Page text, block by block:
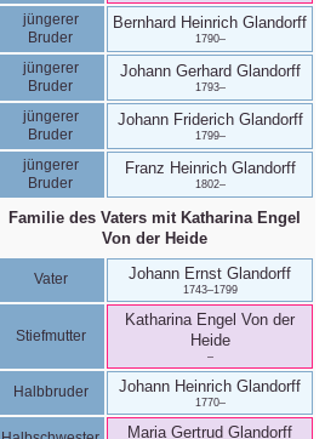
jüngerer
Bruder
Bernhard Heinrich Glandorff
1790–
jüngerer
Bruder
Johann Gerhard Glandorff
1793–
jüngerer
Bruder
Johann Friderich Glandorff
1799–
jüngerer
Bruder
Franz Heinrich Glandorff
1802–
Familie des Vaters mit Katharina Engel
Von der Heide
Vater Johann Ernst Glandorff
1743–1799
Stiefmutter
Katharina Engel Von der
Heide
–
Halbbruder Johann Heinrich Glandorff
1770–
Maria Gertrud Glandorff